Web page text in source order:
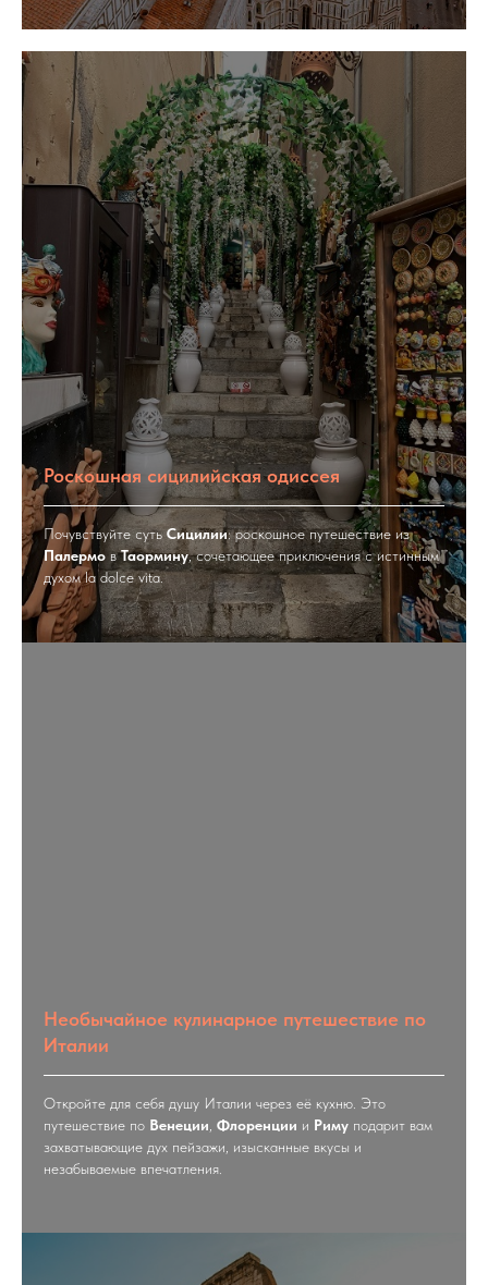
Роскошная сицилийская одиссея
Почувствуйте суть Сицилии: роскошное путешествие из
Палермо вТаормину, сочетающее приключения с истинным
духом la dolce vita.
Необычайное кулинарное путешествие по
Италии
Откройте для себя душу Италии через её кухню. Это
путешествие по Венеции Флоренции и Риму подарит вам
захватывающие дух пейзажи, изысканные вкусы и
незабываемые впечатления.